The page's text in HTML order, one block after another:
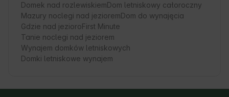
Domek nad rozlewiskiemDom letniskowy całoroczny
Mazury noclegi nad jezioremDom do wynajęcia
Gdzie nad jezioroFirst Minute
Tanie noclegi nad jeziorem
Wynajem domków letniskowych
Domki letniskowe wynajem